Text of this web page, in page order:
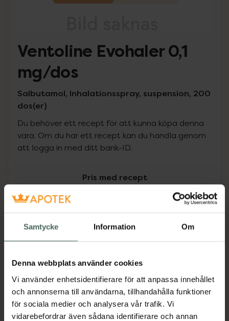
Samtycke Information Om
Denna webbplats använder cookies
Vi använder enhetsidentifierare för att anpassa innehållet
och annonserna till användarna, tillhandahålla funktioner
för sociala medier och analysera vår trafik. Vi
vidarebefordrar även sådana identifierare och annan
Ventoline Evohaler 0,1
mg/dos
Salbutamol, Inhalationsspray, suspension, 200
dos(er)
Du behöver ett recept för att kunna köpa denna
vara. Om du har ett recept kan du handla genom
att logga in med ditt bank-ID.
Pris med recept
Högkostnadsskyddet gäller inte
202 kr
I apotek:202 kr
Köp via ditt recept
Aktuella erbjudanden